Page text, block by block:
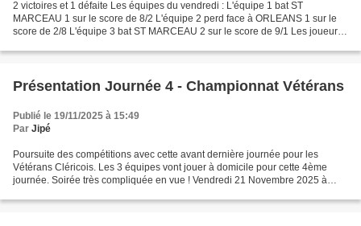
2 victoires et 1 défaite Les équipes du vendredi : L'équipe 1 bat ST
MARCEAU 1 sur le score de 8/2 L'équipe 2 perd face à ORLEANS 1 sur le
score de 2/8 L'équipe 3 bat ST MARCEAU 2 sur le score de 9/1 Les joueurs
Présentation Journée 4 - Championnat Vétérans
Publié le 19/11/2025 à 15:49
Par Jipé
Poursuite des compétitions avec cette avant dernière journée pour les
Vétérans Cléricois. Les 3 équipes vont jouer à domicile pour cette 4ème
journée. Soirée très compliquée en vue ! Vendredi 21 Novembre 2025 à